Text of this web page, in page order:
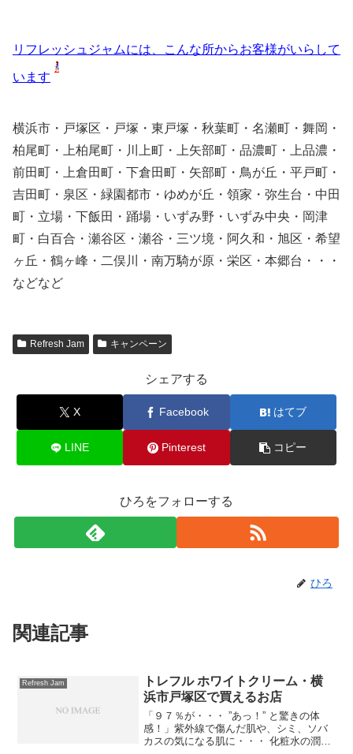
リフレッシュジャムには、こんな所からお客様がいらして
います
横浜市・戸塚区・戸塚・東戸塚・秋葉町・名瀬町・舞岡・
柏尾町・上柏尾町・川上町・上矢部町・品濃町・上品濃・
前田町・上倉田町・下倉田町・矢部町・鳥が丘・平戸町・
吉田町・泉区・緑園都市・ゆめが丘・領家・弥生台・中田
町・立場・下飯田・踊場・いずみ野・いずみ中央・岡津
町・白百合・瀬谷区・瀬谷・三ツ境・阿久和・旭区・希望
ヶ丘・鶴ヶ峰・二俣川・南万騎が原・栄区・本郷台・・・
などなど
Refresh Jam キャンペーン
シェアする
X Facebook はてブ
LINE Pinterest コピー
ひろをフォローする
ひろ
関連記事
Refresh Jam
トレフル ホワイトクリーム・横
浜市戸塚区で買えるお店
「９７％が・・・ ”あっ！” と驚きの体
感！」紫外線で傷んだ肌や、シミ、ソバ
カスの気になる肌に・・・ 化粧水の潤い